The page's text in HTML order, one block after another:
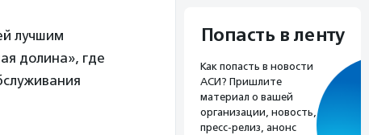
лучшим
долина», где
Попасть в ленту
Как попасть в новости
АСИ? Пришлите
материал о вашей
организации, новость,
пресс-релиз, анонс